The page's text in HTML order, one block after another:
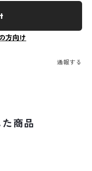
方向け
通報する
商品